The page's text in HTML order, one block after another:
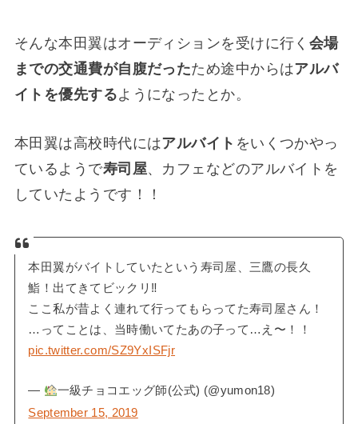
そんな本田翼はオーディションを受けに行く 会場
までの交通費が自腹だったため途中からはアルバ
イトを優先するようになったとか。
本田翼は高校時代にはアルバイト をいくつかやっ
ているようで寿司屋、カフェなどのアルバイトを
していたようです！！
本田翼がバイトしていたという寿司屋、三鷹の長久
鮨！出てきてビックリ‼︎
ここ私が昔よく連れて行ってもらってた寿司屋さん！
…ってことは、当時働いてたあの子って…え〜！！
pic.twitter.com/SZ9YxISFjr
—
一級チョコエッグ師(公式) (@yumon18)
September 15, 2019